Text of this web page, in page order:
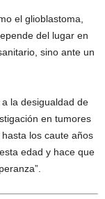
el glioblastoma,
del lugar en
sino ante un
la desigualdad de
en tumores
los caute años
edad y hace que